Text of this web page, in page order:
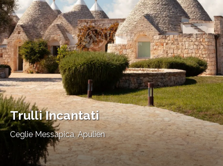
Trulli Incantati
Ceglie Messapica, Apulien